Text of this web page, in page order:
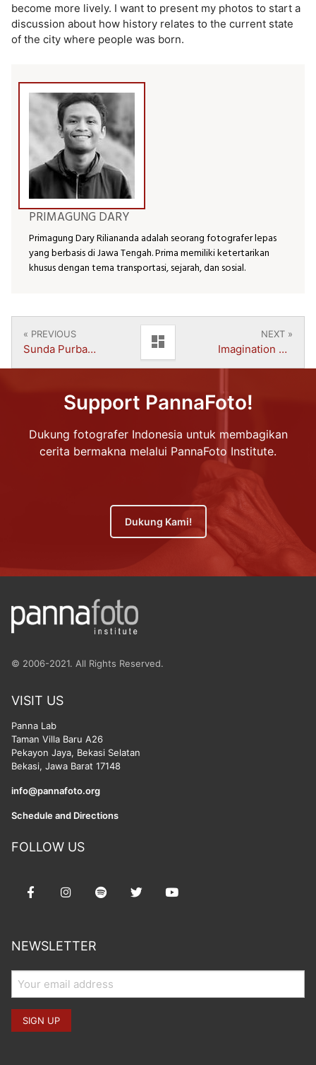
become more lively. I want to present my photos to start a
discussion about how history relates to the current state
of the city where people was born.
PRIMAGUNG DARY
Primagung Dary Riliananda adalah seorang fotografer lepas
yang berbasis di Jawa Tengah. Prima memiliki ketertarikan
khusus dengan tema transportasi, sejarah, dan sosial.
« PREVIOUS
Sunda Purba | Muhammad Rifqi Akbar dashboard NEXT »
Imagination Needs | Ridho Fauzan
Support PannaFoto!
Dukung fotografer Indonesia untuk membagikan
cerita bermakna melalui PannaFoto Institute.
Dukung Kami!
© 2006-2021. All Rights Reserved.
VISIT US
Panna Lab
Taman Villa Baru A26
Pekayon Jaya, Bekasi Selatan
Bekasi, Jawa Barat 17148
info@pannafoto.org
Schedule and Directions
FOLLOW US
NEWSLETTER